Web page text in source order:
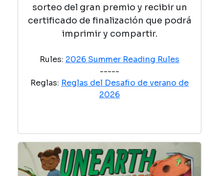
sorteo del gran premio y recibir un
certificado de finalización que podrá
imprimir y compartir.
Rules: 2026 Summer Reading Rules
-----
Reglas: Reglas del Desafio de verano de
2026